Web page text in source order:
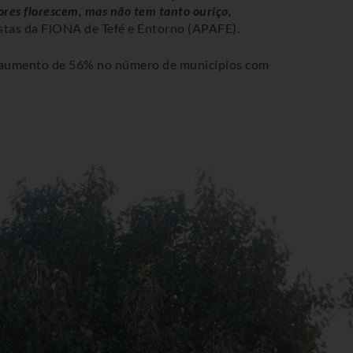
florescem, mas não tem tanto ouriço,
da FlONA de Tefé e Entorno (APAFE).
de 56% no número de municípios com